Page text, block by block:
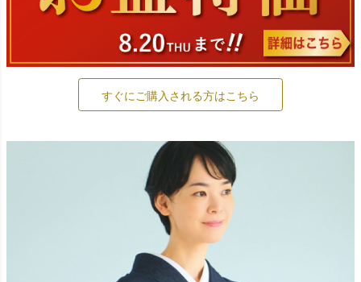
すぐにご購入される方はこちら